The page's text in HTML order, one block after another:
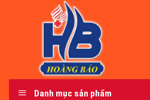
Danh mục sản phẩm